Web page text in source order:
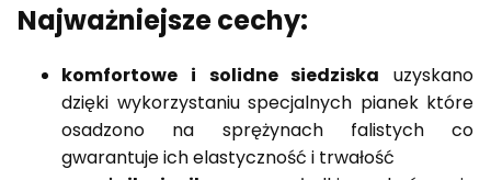
Najważniejsze cechy:
komfortowe i solidne siedziska uzyskano
dzięki wykorzystaniu specjalnych pianek które
osadzono na sprężynach falistych co
gwarantuje ich elastyczność i trwałość